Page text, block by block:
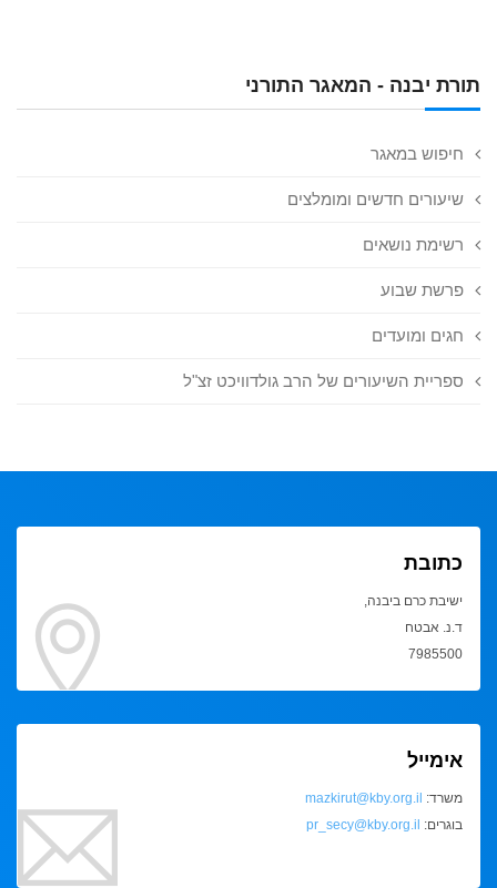
תורת יבנה - המאגר התורני
חיפוש במאגר
שיעורים חדשים ומומלצים
רשימת נושאים
פרשת שבוע
חגים ומועדים
ספריית השיעורים של הרב גולדוויכט זצ"ל
כתובת
ישיבת כרם ביבנה,
ד.נ. אבטח
7985500
אימייל
משרד: mazkirut@kby.org.il
בוגרים: pr_secy@kby.org.il